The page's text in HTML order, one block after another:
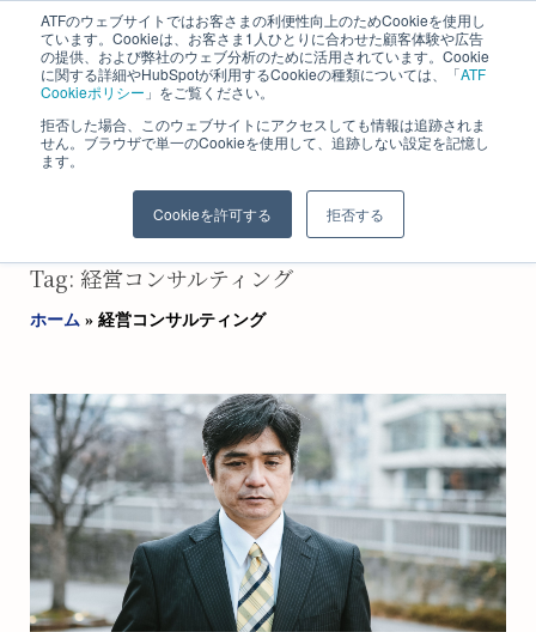
ATFのウェブサイトではお客さまの利便性向上のためCookieを使用し
ています。Cookieは、お客さま1人ひとりに合わせた顧客体験や広告
の提供、および弊社のウェブ分析のために活用されています。Cookie
に関する詳細やHubSpotが利用するCookieの種類については、「ATF
Cookieポリシー 」をご覧ください。
拒否した場合、このウェブサイトにアクセスしても情報は追跡されま
せん。ブラウザで単一のCookieを使用して、追跡しない設定を記憶し
ます。
Cookieを許可する 拒否する
株式会社 エイ・ティ・エフ​
Tag: 経営コンサルティング
ホーム » 経営コンサルティング